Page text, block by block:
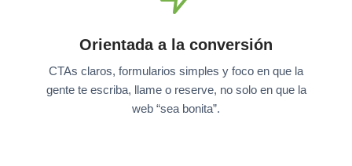
Orientada a la conversión
CTAs claros, formularios simples y foco en que la
gente te escriba, llame o reserve, no solo en que la
web “sea bonita”.